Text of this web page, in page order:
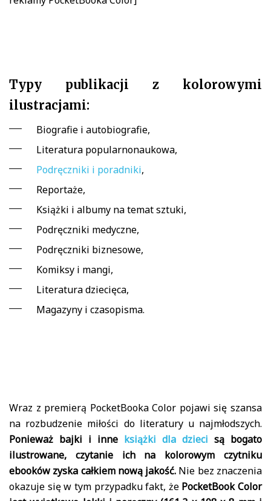
Typy publikacji z kolorowymi
ilustracjami:
Biografie i autobiografie,
Literatura popularnonaukowa,
Podręczniki i poradniki,
Reportaże,
Książki i albumy na temat sztuki,
Podręczniki medyczne,
Podręczniki biznesowe,
Komiksy i mangi,
Literatura dziecięca,
Magazyny i czasopisma.
Wraz z premierą PocketBooka Color pojawi się szansa
na rozbudzenie miłości do literatury u najmłodszych.
Ponieważ bajki i inne książki dla dzieci są bogato
ilustrowane, czytanie ich na kolorowym czytniku
ebooków zyska całkiem nową jakość. Nie bez znaczenia
okazuje się w tym przypadku fakt, że PocketBook Color